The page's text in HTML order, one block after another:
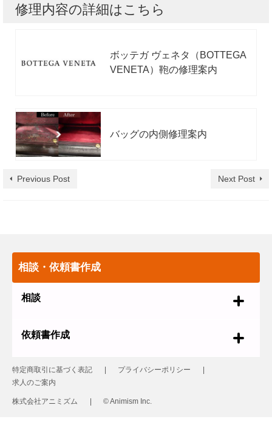
修理内容の詳細はこちら
ボッテガ ヴェネタ（BOTTEGA
VENETA）鞄の修理案内
バッグの内側修理案内
Previous Post Next Post
相談・依頼書作成
相談
依頼書作成
特定商取引に基づく表記
プライバシーポリシー
求人のご案内
株式会社アニミズム © Animism Inc.